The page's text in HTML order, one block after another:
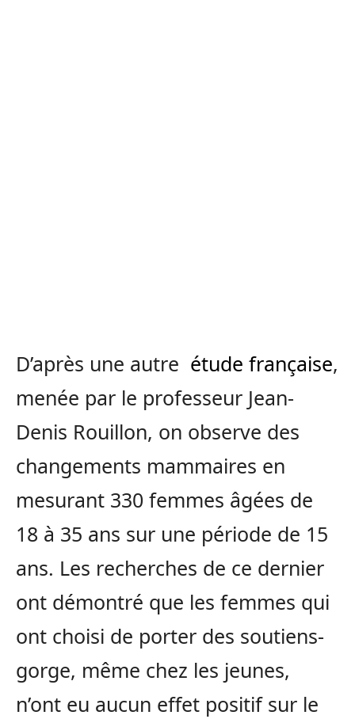
D’après une autre étude française,
menée par le professeur Jean-
Denis Rouillon, on observe des
changements mammaires en
mesurant 330 femmes âgées de
18 à 35 ans sur une période de 15
ans. Les recherches de ce dernier
ont démontré que les femmes qui
ont choisi de porter des soutiens-
gorge, même chez les jeunes,
n’ont eu aucun effet positif sur le